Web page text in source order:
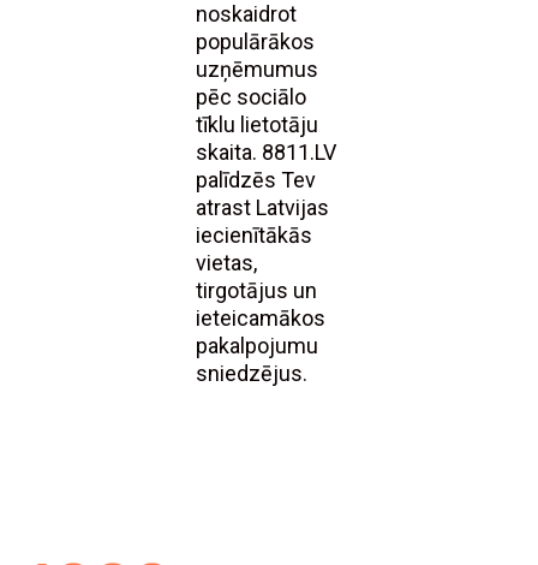
noskaidrot
populārākos
uzņēmumus
pēc sociālo
tīklu lietotāju
skaita. 8811.LV
palīdzēs Tev
atrast Latvijas
iecienītākās
vietas,
tirgotājus un
ieteicamākos
pakalpojumu
sniedzējus.